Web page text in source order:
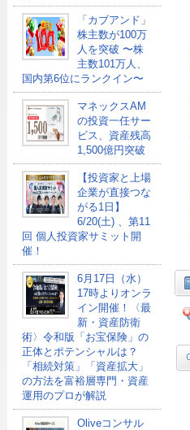
「カブアンド」
株主数が100万
人を突破 〜株
主数101万人、
国内第6位にランクイン〜
マネックスAM
の投資一任サー
ビス、資産残高
1,500億円突破
【投資家と上場
企業が直接つな
がる1日】
6/20(土) 、第11
回 個人投資家サミット開
催！
6月17日（水）
17時よりオンラ
イン開催！〈最
新・資産防衛
術〉令和版「お宝保険」の
正体とポテンシャルは？
「相続対策」「資産拡大」
の方法を富裕層専門・資産
運用のプロが解説
Oliveコンサル